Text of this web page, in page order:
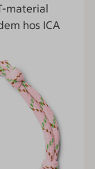
material
hos ICA